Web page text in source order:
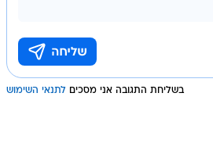
בשליחת התגובה אני מסכים לתנאי השימוש